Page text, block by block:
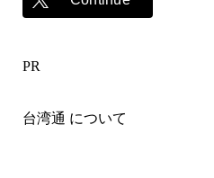
PR
台湾通 について